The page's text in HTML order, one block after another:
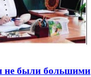
не были большими